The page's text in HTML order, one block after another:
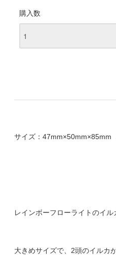
購入数
サイズ：
レインボーフローライトのイル
大きめサイズで、2頭のイルカ